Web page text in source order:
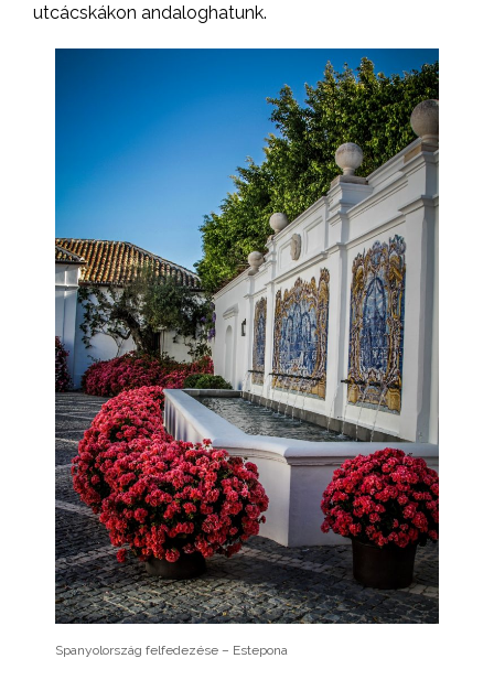
utcácskákon andaloghatunk.
Spanyolország felfedezése – Estepona